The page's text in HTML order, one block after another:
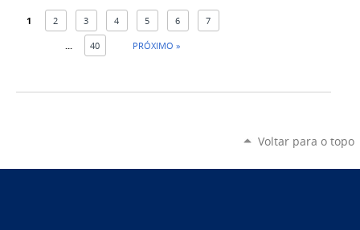
1 2 3 4 5 6 7
... 40 PRÓXIMO »
Voltar para o topo